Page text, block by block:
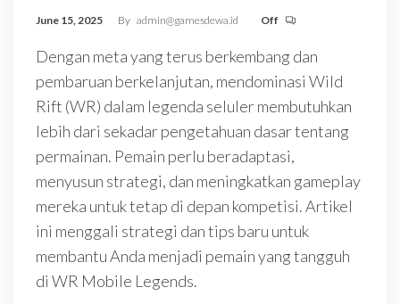
June 15, 2025 By admin@gamesdewa.id Off
Dengan meta yang terus berkembang dan
pembaruan berkelanjutan, mendominasi Wild
Rift (WR) dalam legenda seluler membutuhkan
lebih dari sekadar pengetahuan dasar tentang
permainan. Pemain perlu beradaptasi,
menyusun strategi, dan meningkatkan gameplay
mereka untuk tetap di depan kompetisi. Artikel
ini menggali strategi dan tips baru untuk
membantu Anda menjadi pemain yang tangguh
di WR Mobile Legends.